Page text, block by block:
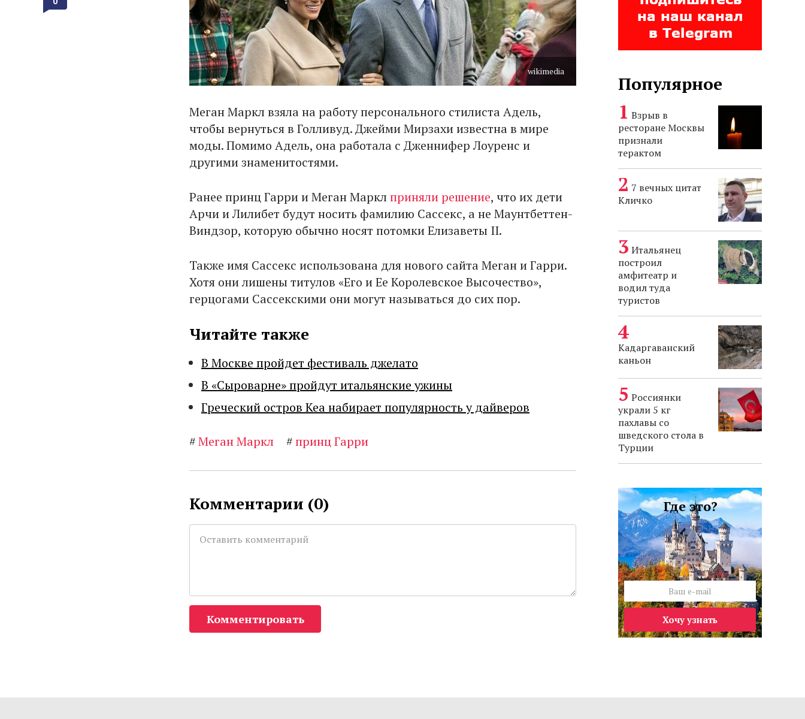
wikimedia
Меган Маркл взяла на работу персонального стилиста Адель,
чтобы вернуться в Голливуд. Джейми Мирзахи известна в мире
моды. Помимо Адель, она работала с Дженнифер Лоуренс и
другими знаменитостями.
Ранее принц Гарри и Меган Марклприняли решение, что их дети
Арчи и Лилибет будут носить фамилию Сассекс, а не Маунтбеттен-
Виндзор, которую обычно носят потомки Елизаветы II.
Также имя Сассекс использована для нового сайта Меган и Гарри.
Хотя они лишены титулов «Его и Ее Королевское Высочество»,
герцогами Сассекскими они могут называться до сих пор.
Читайте также
В Москве пройдет фестиваль джелато
В «Сыроварне» пройдут итальянские ужины
Греческий остров Кеа набирает популярность у дайверов
#Меган Маркл #принц Гарри
Комментарии (0)
Комментировать
Популярное
Взрыв в
ресторане Москвы
признали
терактом
7 вечных цитат
Кличко
Итальянец
построил
амфитеатр и
водил туда
туристов
Кадаргаванский
каньон
Россиянки
украли 5 кг
пахлавы со
шведского стола в
Турции
Где это?
Хочу узнать